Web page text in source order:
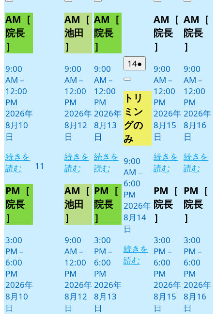
月
10
日
イ
ト)
Close
AM［
院長
］
9:00
AM –
12:00
PM
2026年
8月10
日
続きを
読む
PM［
院長
］
3:00
PM –
6:00
PM
2026年
8月10
日
11
月
12
日
イ
ベ
ト)
Close
AM［
池田
］
9:00
AM –
12:00
PM
2026年
8月12
日
続きを
読む
AM［
池田
］
9:00
AM –
12:00
PM
2026年
8月12
日
月
13
日
イ
ト)
Close
AM［
院長
］
9:00
AM –
12:00
PM
2026年
8月13
日
続きを
読む
PM［
院長
］
3:00
PM –
6:00
PM
2026年
8月13
日
142026
年
月
14
日
●
件
ベ
ン
ト)
Close
トリ
ミン
グの
み
9:00
AM –
6:00
PM
2026年
8月14
日
続きを
読む
月
15
日
イ
ベ
ト)
Close
AM［
院長
］
9:00
AM –
12:00
PM
2026年
8月15
日
続きを
読む
PM［
院長
］
3:00
PM –
6:00
PM
2026年
8月15
日
月
16
日
イ
Close
AM［
院長
］
9:00
AM –
12:00
PM
2026年
8月16
日
続きを
読む
PM［
院長
］
3:00
PM –
6:00
PM
2026年
8月16
日